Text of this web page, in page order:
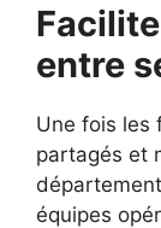
entre
Une fois les
partagés et
équipes